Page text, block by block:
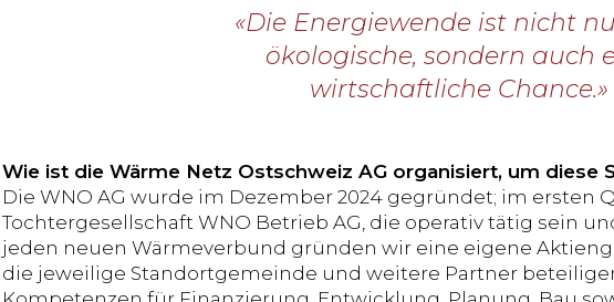
«Die Energiewende ist nicht
ökologische, sondern auch
wirtschaftliche Chance.»
Wie ist die Wärme Netz Ostschweiz AG organisiert, um diese
Die WNO AG wurde im Dezember 2024 gegründet; im ersten
Tochtergesellschaft WNO Betrieb AG, die operativ tätig sein
jeden neuen Wärmeverbund gründen wir eine eigene
die jeweilige Standortgemeinde und weitere Partner